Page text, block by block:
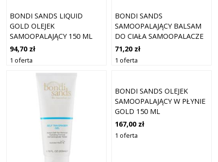
BONDI SANDS LIQUID
GOLD OLEJEK
SAMOOPALAJĄCY 150 ML
94,70 zł
1 oferta
BONDI SANDS
SAMOOPALAJĄCY BALSAM
DO CIAŁA SAMOOPALACZE
150 ML
71,20 zł
1 oferta
BONDI SANDS OLEJEK
SAMOOPALAJĄCY W PŁYNIE
GOLD 150 ML
167,00 zł
1 oferta